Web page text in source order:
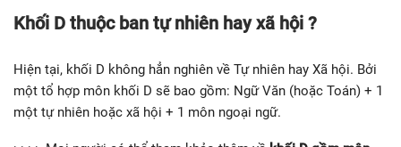
Khối D thuộc ban tự nhiên hay xã hội ?
Hiện tại, khối D không hẳn nghiên về Tự nhiên hay Xã hội. Bởi
một tổ hợp môn khối D sẽ bao gồm: Ngữ Văn (hoặc Toán) + 1
một tự nhiên hoặc xã hội + 1 môn ngoại ngữ.